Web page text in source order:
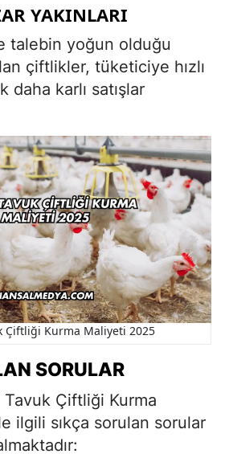
YAKINLARI
talebin yoğun olduğu
çiftlikler, tüketiciye hızlı
daha karlı satışlar
Çiftliği Kurma Maliyeti 2025
SORULAR
Tavuk Çiftliği Kurma
ilgili sıkça sorulan sorular